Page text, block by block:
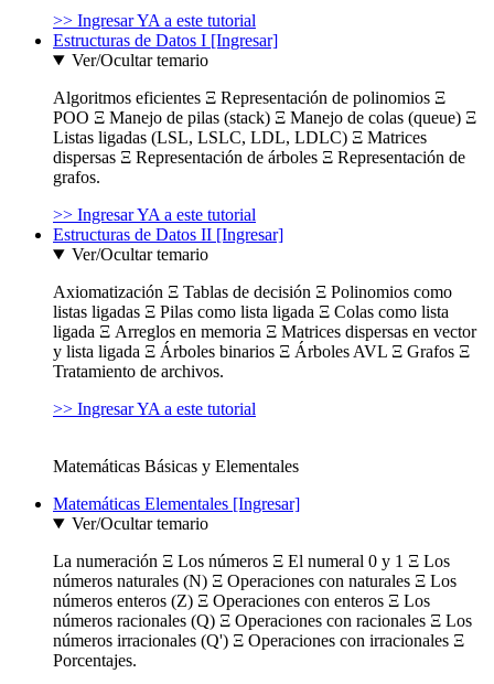
>> Ingresar YA a este tutorial
Estructuras de Datos I [Ingresar]
Ver/Ocultar temario
Algoritmos eficientes Ξ Representación de polinomios Ξ
POO Ξ Manejo de pilas (stack) Ξ Manejo de colas (queue) Ξ
Listas ligadas (LSL, LSLC, LDL, LDLC) Ξ Matrices
dispersas Ξ Representación de árboles Ξ Representación de
grafos.
>> Ingresar YA a este tutorial
Estructuras de Datos II [Ingresar]
Ver/Ocultar temario
Axiomatización Ξ Tablas de decisión Ξ Polinomios como
listas ligadas Ξ Pilas como lista ligada Ξ Colas como lista
ligada Ξ Arreglos en memoria Ξ Matrices dispersas en vector
y lista ligada Ξ Árboles binarios Ξ Árboles AVL Ξ Grafos Ξ
Tratamiento de archivos.
>> Ingresar YA a este tutorial
Matemáticas Básicas y Elementales
Matemáticas Elementales [Ingresar]
Ver/Ocultar temario
La numeración Ξ Los números Ξ El numeral 0 y 1 Ξ Los
números naturales (N) Ξ Operaciones con naturales Ξ Los
números enteros (Z) Ξ Operaciones con enteros Ξ Los
números racionales (Q) Ξ Operaciones con racionales Ξ Los
números irracionales (Q') Ξ Operaciones con irracionales Ξ
Porcentajes.